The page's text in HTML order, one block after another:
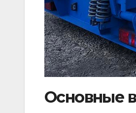
Основные